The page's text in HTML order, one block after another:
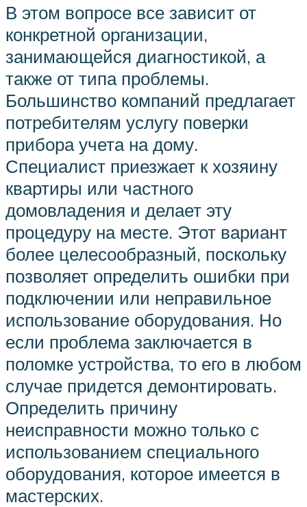
В этом вопросе все зависит от
конкретной организации,
занимающейся диагностикой, а
также от типа проблемы.
Большинство компаний предлагает
потребителям услугу поверки
прибора учета на дому.
Специалист приезжает к хозяину
квартиры или частного
домовладения и делает эту
процедуру на месте. Этот вариант
более целесообразный, поскольку
позволяет определить ошибки при
подключении или неправильное
использование оборудования. Но
если проблема заключается в
поломке устройства, то его в любом
случае придется демонтировать.
Определить причину
неисправности можно только с
использованием специального
оборудования, которое имеется в
мастерских.